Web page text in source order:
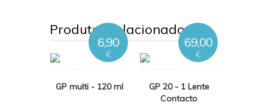
Produtos relacionados
GP multi - 120 ml
6,90
€
GP 20 - 1 Lente
Contacto
69,00
€